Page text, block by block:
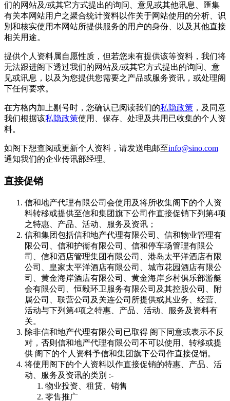
们的网站及/或其它方式提出的询问、意见或其他讯息、匯集
有关本网站用户之聚合统计资料以作关于网站使用的分析、识
別和核实使用本网站所提供服务的用户的身份、以及其他直接
相关用途。
提供个人资料属自愿性质，但若您未有提供该等资料，我们将
无法跟进阁下透过我们的网站及/或其它方式提出的询问、意
见或讯息，以及为您提供您需要之产品或服务资讯，或处理阁
下任何要求。
在方格内加上剔号时，您确认已阅读我们的私隐政策 ，及同意
我们根据该私隐政策使用、保存、处理及共用已收集的个人资
料。
如阁下想查阅或更新个人资料，请发送电邮至info@sino.com
通知我们的企业传讯部经理。
直接促销
信和地产代理有限公司会使用及将所收集阁下的个人资
料转移或提供至信和集团旗下公司作直接促销下列第4项
之特惠、产品、活动、服务及资讯；
信和集团包括信和地产代理有限公司、信和物业管理有
限公司、信和护衞有限公司、信和停车场管理有限公
司、信和酒店管理集团有限公司、港岛太平洋酒店有限
公司、皇家太平洋酒店有限公司、城市花园酒店有限公
司、黄金海岸酒店有限公司、黄金海岸乡村俱乐部游艇
会有限公司、恒毅环卫服务有限公司及其控股公司、附
属公司、联营公司及关连公司所提供或其业务、经营、
活动与下列第4项之特惠、产品、活动、服务及资料有
关。
除非信和地产代理有限公司已取得 阁下同意或表示不反
对，否则信和地产代理有限公司不可以使用、转移或提
供 阁下的个人资料予信和集团旗下公司作直接促销。
将使用阁下的个人资料以作直接促销的特惠、产品、活
动、服务及资讯的类別 :-
物业投资、租赁、销售
零售推广